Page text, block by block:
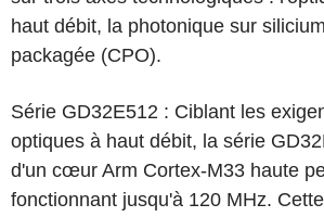
haut débit, la photonique sur
packagée (CPO).
Série GD32E512 : Ciblant les
optiques à haut débit, la série
d'un cœur Arm Cortex-M33 haute
fonctionnant jusqu'à 120 MHz.